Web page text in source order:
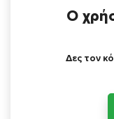
Ο
Δες τον